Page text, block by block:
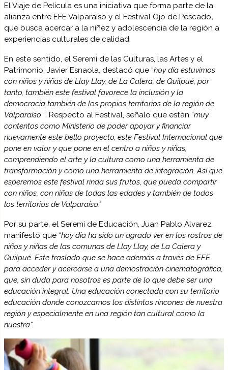
El Viaje de Película es una iniciativa que forma parte de la
alianza entre EFE Valparaíso y el Festival Ojo de Pescado,
que busca acercar a la niñez y adolescencia de la región a
experiencias culturales de calidad.
En este sentido, el Seremi de las Culturas, las Artes y el
Patrimonio, Javier Esnaola, destacó que “hoy día estuvimos
con niños y niñas de Llay Llay, de La Calera, de Quilpué, por
tanto, también este festival favorece la inclusión y la
democracia también de los propios territorios de la región de
Valparaíso “. Respecto al Festival, señalo que están “muy
contentos como Ministerio de poder apoyar y financiar
nuevamente este bello proyecto, este Festival Internacional que
pone en valor y que pone en el centro a niños y niñas,
comprendiendo el arte y la cultura como una herramienta de
transformación y como una herramienta de integración. Así que
esperemos este festival rinda sus frutos, que pueda compartir
con niños, con niñas de todas las edades y también de todos
los territorios de Valparaíso.”
Por su parte, el Seremi de Educación, Juan Pablo Álvarez,
manifestó que “hoy día ha sido un agrado ver en los rostros de
niños y niñas de las comunas de Llay Llay, de La Calera y
Quilpué. Este traslado que se hace además a través de EFE
para acceder y acercarse a una demostración cinematográfica,
que, sin duda para nosotros es parte de lo que debe ser una
educación integral. Una educación conectada con su territorio
educación donde conozcamos los distintos rincones de nuestra
región y especialmente en una región tan cultural como la
nuestra”.